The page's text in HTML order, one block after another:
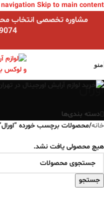
Skip to main content
مشاوره تخصصی انتخاب
منو
اورال
دسته بندی‌ها
خانه/محصولات برچسب خورده
هیچ محصولی یافت نشد.
جستجو